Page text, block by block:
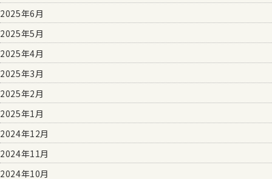
2025年6月
2025年5月
2025年4月
2025年3月
2025年2月
2025年1月
2024年12月
2024年11月
2024年10月